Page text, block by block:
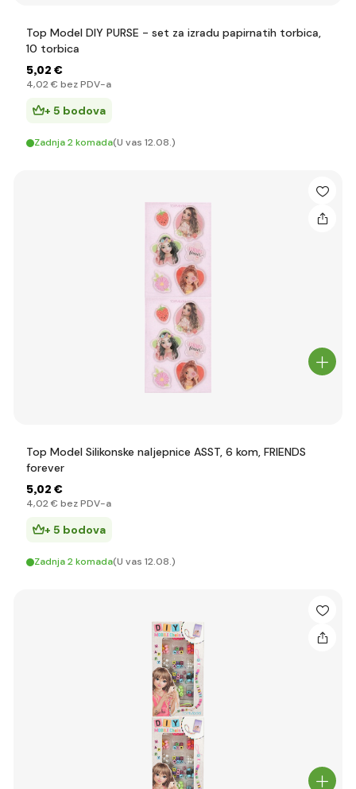
Top Model DIY PURSE - set za izradu papirnatih torbica,
10 torbica
5,02 €
4,02 € bez PDV-a
+ 5 bodova
Zadnja 2 komada(U vas 12.08.)
Top Model Silikonske naljepnice ASST, 6 kom, FRIENDS
forever
5,02 €
4,02 € bez PDV-a
+ 5 bodova
Zadnja 2 komada(U vas 12.08.)